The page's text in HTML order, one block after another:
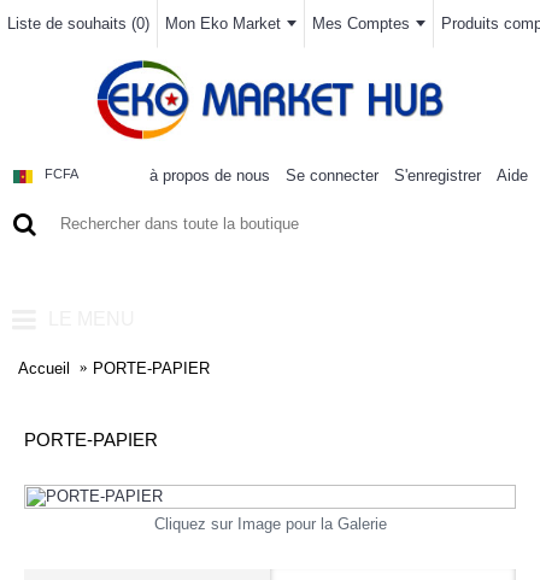
Liste de souhaits (0) Mon Eko Market Mes Comptes Produits
FCFA à propos de nous Se connecter S'enregistrer Aide
Accueil PORTE-PAPIER
PORTE-PAPIER
Cliquez sur Image pour la Galerie